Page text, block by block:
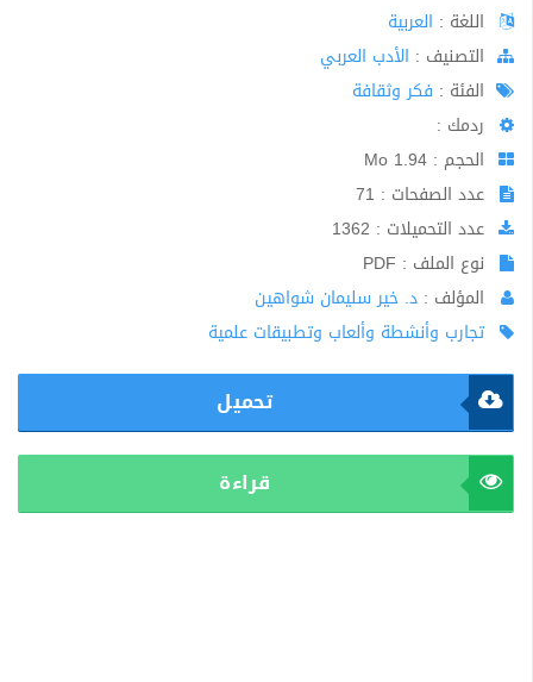
اللغة : العربية
اﻟﺘﺼﻨﻴﻒ : الأدب العربي
الفئة : فكر وثقافة
ردمك :
الحجم : 1.94 Mo
عدد الصفحات : 71
عدد التحميلات : 1362
نوع الملف : PDF
المؤلف : د. خير سليمان شواهين
تجارب وأنشطة وألعاب وتطبيقات علمية
تحميل
قراءة